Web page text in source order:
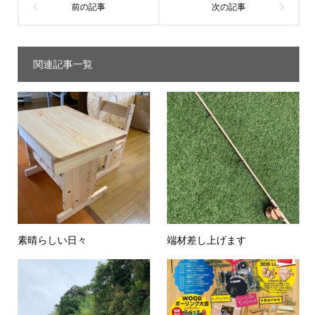
関連記事一覧
素晴らしい日々 端材差し上げます